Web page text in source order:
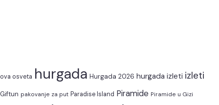
osveta hurgada Hurgada 2026 hurgada izleti izleti
pakovanje za put Paradise Island Piramide Piramide u Gizi